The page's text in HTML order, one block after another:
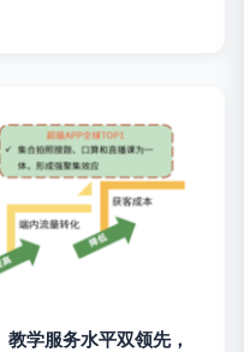
学服务水平双领先，